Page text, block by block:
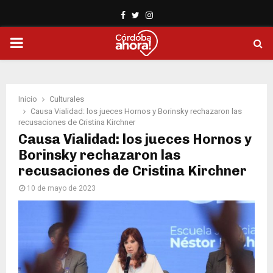
Facebook
TwitterInstagram
PRIMARY
Inicio
Culturales
Causa Vialidad: los jueces Hornos y Borinsky rechazaron las
recusaciones de Cristina Kirchner
Causa Vialidad: los jueces Hornos y
Borinsky rechazaron las
recusaciones de Cristina Kirchner
10 de mayo de 2023